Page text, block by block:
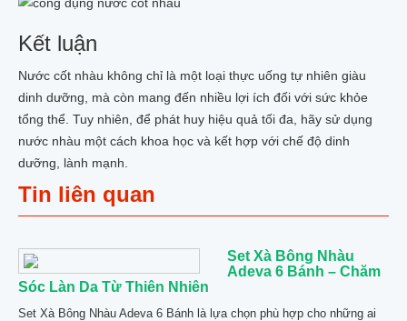
Kết luận
Nước cốt nhàu không chỉ là một loại thực uống tự nhiên giàu
dinh dưỡng, mà còn mang đến nhiều lợi ích đối với sức khỏe
tổng thể. Tuy nhiên, để phát huy hiệu quả tối đa, hãy sử dụng
nước nhàu một cách khoa học và kết hợp với chế độ dinh
dưỡng, lành mạnh.
Tin liên quan
Set Xà Bông Nhàu
Adeva 6 Bánh – Chăm
Sóc Làn Da Từ Thiên Nhiên
Set Xà Bông Nhàu Adeva 6 Bánh là lựa chọn phù hợp cho những ai